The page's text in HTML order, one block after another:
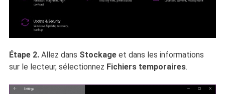
Étape 2.Allez dans Stockageet dans les informations
sur le lecteur, sélectionnez Fichiers temporaires.